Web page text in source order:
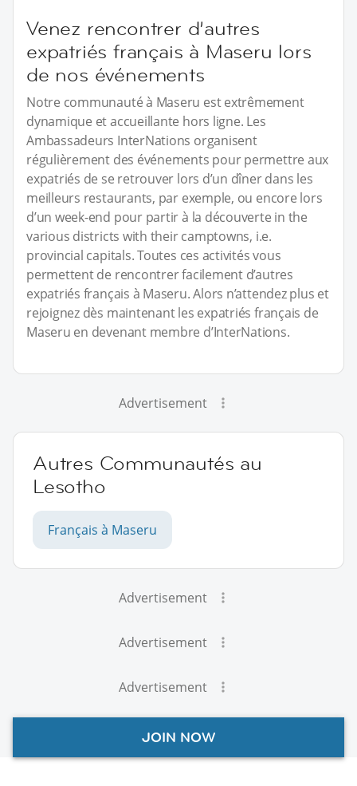
Venez rencontrer d’autres
expatriés français à Maseru lors
de nos événements
Notre communauté à Maseru est extrêmement
dynamique et accueillante hors ligne. Les
Ambassadeurs InterNations organisent
régulièrement des événements pour permettre aux
expatriés de se retrouver lors d’un dîner dans les
meilleurs restaurants, par exemple, ou encore lors
d’un week-end pour partir à la découverte in the
various districts with their camptowns, i.e.
provincial capitals. Toutes ces activités vous
permettent de rencontrer facilement d’autres
expatriés français à Maseru. Alors n’attendez plus et
rejoignez dès maintenant les expatriés français de
Maseru en devenant membre d’InterNations.
Advertisement
Autres Communautés au
Lesotho
Français à Maseru
Advertisement
Advertisement
Advertisement
JOIN NOW